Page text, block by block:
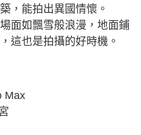
，能拍出異國情懷。
面如飄雪般浪漫，地面鋪
這也是拍攝的好時機。
Max